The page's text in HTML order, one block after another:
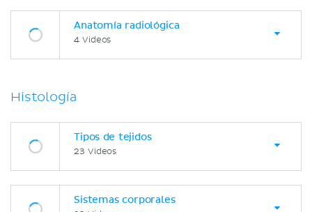
Anatomía radiológica
4 Videos
Histología
Tipos de tejidos
23 Videos
Sistemas corporales